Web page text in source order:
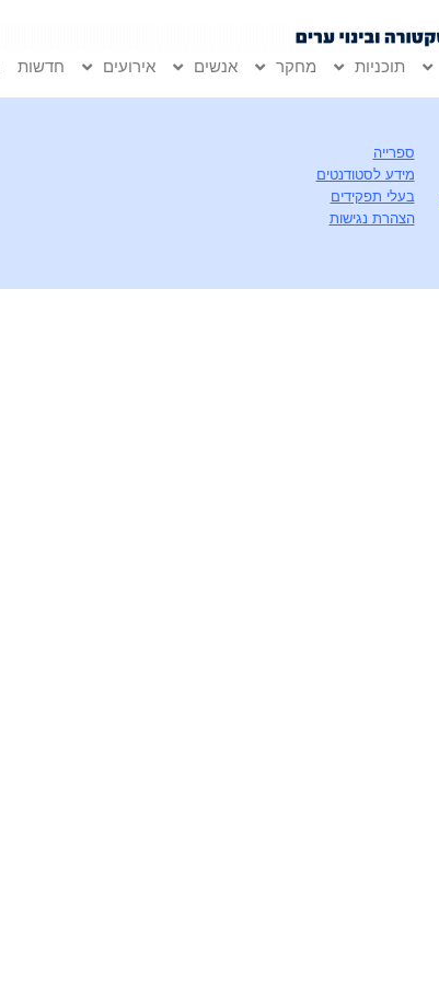
תוכניות מחקר אנשים אירועים חדשות
ספרייה
מידע לסטודנטים
בעלי תפקידים
הצהרת נגישות